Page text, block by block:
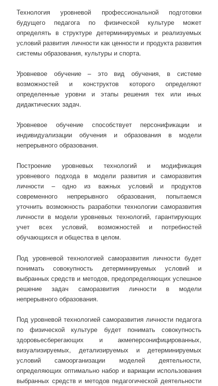
Технология уровневой профессиональной подготовки
будущего педагога по физической культуре может
определять в структуре детерминируемых и реализуемых
условий развития личности как ценности и продукта развития
системы образования, культуры и спорта.
Уровневое обучение – это вид обучения, в системе
возможностей и конструктов которого определяют
определенные уровни и этапы решения тех или иных
дидактических задач.
Уровневое обучение способствует персонификации и
индивидуализации обучения и образования в модели
непрерывного образования.
Построение уровневых технологий и модификация
уровневого подхода в модели развития и саморазвития
личности – одно из важных условий и продуктов
современного непрерывного образования, попытаемся
уточнить возможность разработки технологии саморазвития
личности в модели уровневых технологий, гарантирующих
учет всех условий, возможностей и потребностей
обучающихся и общества в целом.
Под уровневой технологией саморазвития личности будет
понимать совокупность детерминируемых условий и
выбранных средств и методов, предопределяющих успешное
решение задач саморазвития личности в модели
непрерывного образования.
Под уровневой технологией саморазвития личности педагога
по физической культуре будет понимать совокупность
здоровьесберегающих и акмеперсонифицированных,
визуализируемых, детализируемых и детерминируемых
условий самоорганизации моделей деятельности,
определяющих оптимально набор и вариации использования
выбранных средств и методов педагогической деятельности